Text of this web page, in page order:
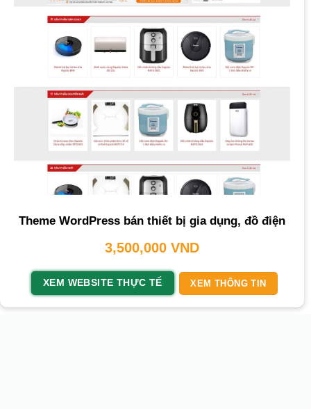
Theme WordPress bán thiết bị gia dụng, đồ điện
3,500,000 VND
XEM WEBSITE THỰC TẾ XEM THÔNG TIN